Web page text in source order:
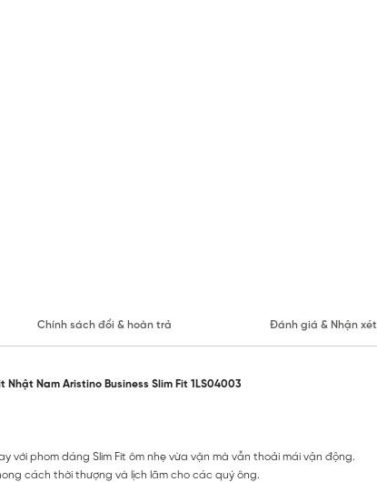
Chính sách đổi & hoàn trả Đánh giá & Nhận xét
Nhật Nam Aristino Business Slim Fit 1LS04003
với phom dáng Slim Fit ôm nhẹ vừa vặn mà vẫn thoải mái vận động.
cách thời thượng và lịch lãm cho các quý ông.